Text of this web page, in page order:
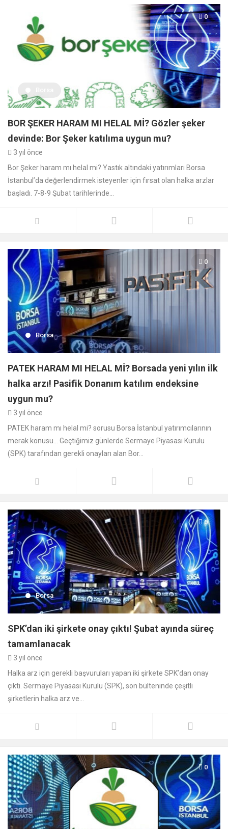
0
BOR ŞEKER HARAM MI HELAL Mİ? Gözler şeker
devinde: Bor Şeker katılıma uygun mu?
3 yıl önce
Bor Şeker haram mı helal mi? Yastık altındaki yatırımları Borsa
İstanbul’da değerlendirmek isteyenler için fırsat olan halka arzlar
başladı. 7-8-9 Şubat tarihlerinde...
0
Borsa
PATEK HARAM MI HELAL Mİ? Borsada yeni yılın ilk
halka arzı! Pasifik Donanım katılım endeksine
uygun mu?
3 yıl önce
PATEK haram mı helal mi? sorusu Borsa İstanbul yatırımcılarının
merak konusu… Geçtiğimiz günlerde Sermaye Piyasası Kurulu
(SPK) tarafından gerekli onayları alan Bor...
0
Borsa
SPK’dan iki şirkete onay çıktı! Şubat ayında süreç
tamamlanacak
3 yıl önce
Halka arz için gerekli başvuruları yapan iki şirkete SPK’dan onay
çıktı. Sermaye Piyasası Kurulu (SPK), son bülteninde çeşitli
şirketlerin halka arz ve...
0